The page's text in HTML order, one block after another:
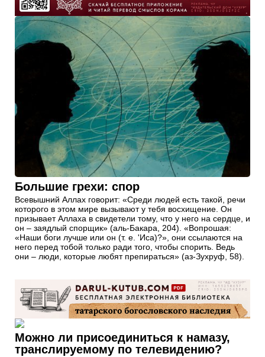
Большие грехи: спор
Всевышний Аллах говорит: «Среди людей есть такой, речи
которого в этом мире вызывают у тебя восхищение. Он
призывает Аллаха в свидетели тому, что у него на сердце, и
он – заядлый спорщик» (аль-Бакара, 204). «Вопрошая:
«Наши боги лучше или он (т. е. 'Иса)?», они ссылаются на
него перед тобой только ради того, чтобы спорить. Ведь
они – люди, которые любят препираться» (аз-Зухруф, 58).
Можно ли присоединиться к намазу,
транслируемому по телевидению?